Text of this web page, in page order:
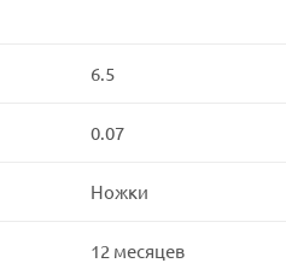
6.5
0.07
Ножки
12 месяцев